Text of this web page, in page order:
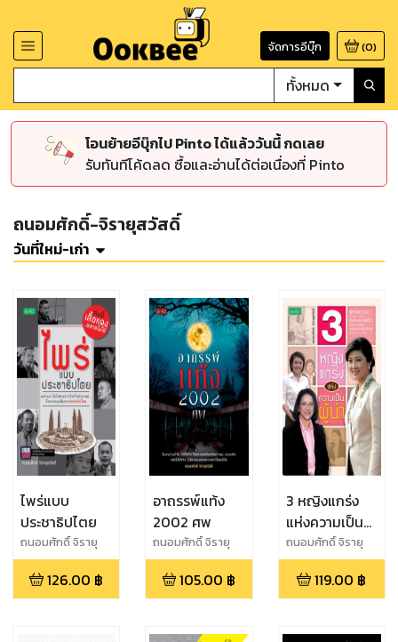
จัดการอีบุ๊ก (0)
ทั้งหมด
โอนย้ายอีบุ๊กไป Pinto ได้แล้ววันนี้ กดเลย
รับทันทีโค้ดลด ซื้อและอ่านได้ต่อเนื่องที่ Pinto
ถนอมศักดิ์-จิรายุสวัสดิ์
วันที่ใหม่-เก่า
ไพร่แบบ
ประชาธิปไตย
ถนอมศักดิ์ จิรายุ
สวัสดิ์
126.00 ฿
อาถรรพ์แท้ง
2002 ศพ
ถนอมศักดิ์ จิรายุ
สวัสดิ์
105.00 ฿
3 หญิงแกร่ง
แห่งความเป็น
ผู้นำ
ถนอมศักดิ์ จิรายุ
สวัสดิ์
119.00 ฿